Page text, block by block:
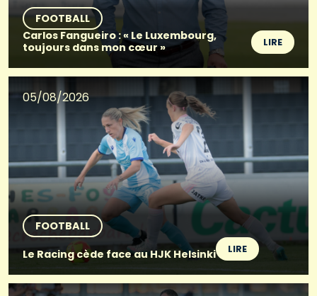
FOOTBALL
Carlos Fangueiro : « Le Luxembourg,
toujours dans mon cœur »
LIRE
05/08/2026
FOOTBALL
Le Racing cède face au HJK Helsinki
LIRE